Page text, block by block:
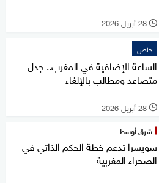
l 28 أبريل 2026
خاص
الساعة الإضافية في المغرب.. جدل
متصاعد ومطالب بالإلغاء
l 28 أبريل 2026
شرق أوسط
سويسرا تدعم خطة الحكم الذاتي في
الصحراء المغربية